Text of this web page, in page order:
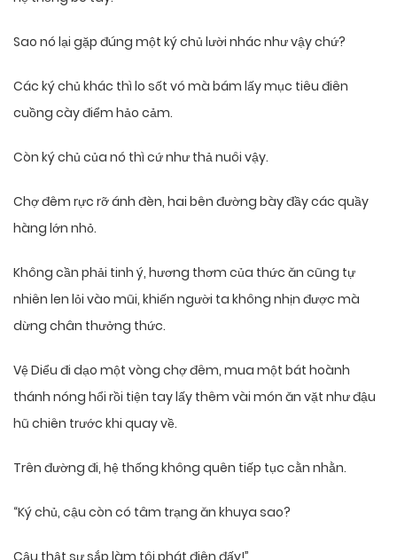
Sao nó lại gặp đúng một ký chủ lười nhác như vậy chứ?
Các ký chủ khác thì lo sốt vó mà bám lấy mục tiêu điên
cuồng cày điểm hảo cảm.
Còn ký chủ của nó thì cứ như thả nuôi vậy.
Chợ đêm rực rỡ ánh đèn, hai bên đường bày đầy các quầy
hàng lớn nhỏ.
Không cần phải tinh ý, hương thơm của thức ăn cũng tự
nhiên len lỏi vào mũi, khiến người ta không nhịn được mà
dừng chân thưởng thức.
Vệ Diểu đi dạo một vòng chợ đêm, mua một bát hoành
thánh nóng hổi rồi tiện tay lấy thêm vài món ăn vặt như đậu
hũ chiên trước khi quay về.
Trên đường đi, hệ thống không quên tiếp tục cằn nhằn.
“Ký chủ, cậu còn có tâm trạng ăn khuya sao?